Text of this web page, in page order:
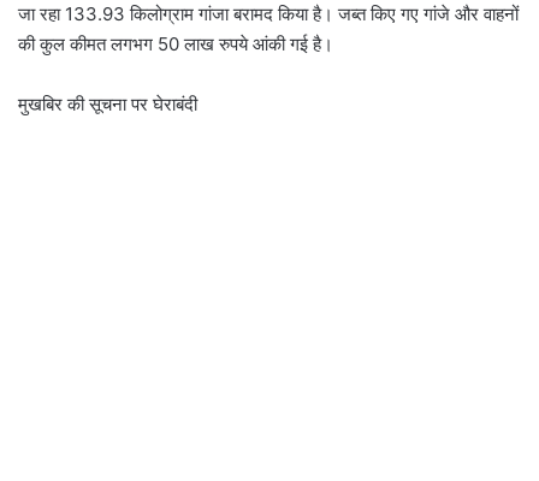
जा रहा 133.93 किलोग्राम गांजा बरामद किया है। जब्त किए गए गांजे और वाहनों
की कुल कीमत लगभग 50 लाख रुपये आंकी गई है।
मुखबिर की सूचना पर घेराबंदी